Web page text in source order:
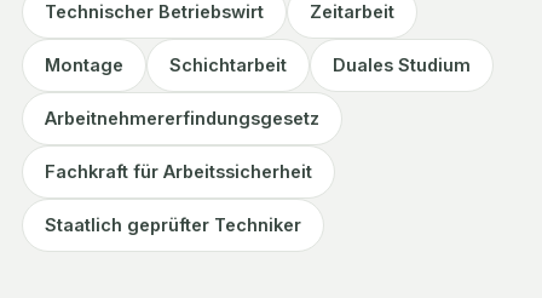
Technischer Betriebswirt Zeitarbeit
Montage Schichtarbeit Duales Studium
Arbeitnehmererfindungsgesetz
Fachkraft für Arbeitssicherheit
Staatlich geprüfter Techniker